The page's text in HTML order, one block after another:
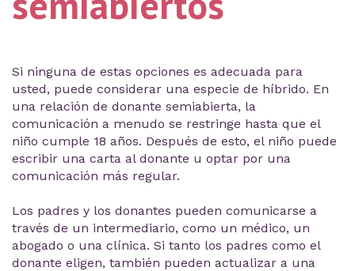
Si ninguna de estas opciones es adecuada para
usted, puede considerar una especie de híbrido. En
una relación de donante semiabierta, la
comunicación a menudo se restringe hasta que el
niño cumple 18 años. Después de esto, el niño puede
escribir una carta al donante u optar por una
comunicación más regular.
Los padres y los donantes pueden comunicarse a
través de un intermediario, como un médico, un
abogado o una clínica. Si tanto los padres como el
donante eligen, también pueden actualizar a una